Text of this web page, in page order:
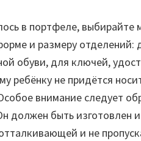
в портфеле,
и размеру отделений:
обуви, для ключей,
ребёнку не придётся
внимание следует
должен быть изготовлен
и не